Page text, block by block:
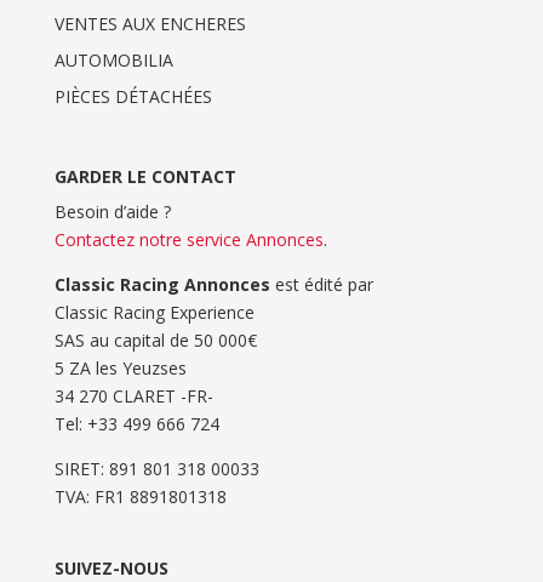
VENTES AUX ENCHERES
AUTOMOBILIA
PIÈCES DÉTACHÉES
GARDER LE CONTACT
Besoin d’aide ?
Contactez notre service Annonces.
Classic Racing Annonces est édité par
Classic Racing Experience
SAS au capital de 50 000€
5 ZA les Yeuzses
34 270 CLARET -FR-
Tel: ‭+33 499 666 724‬
SIRET: 891 801 318 00033
TVA: FR1 8891801318
SUIVEZ-NOUS